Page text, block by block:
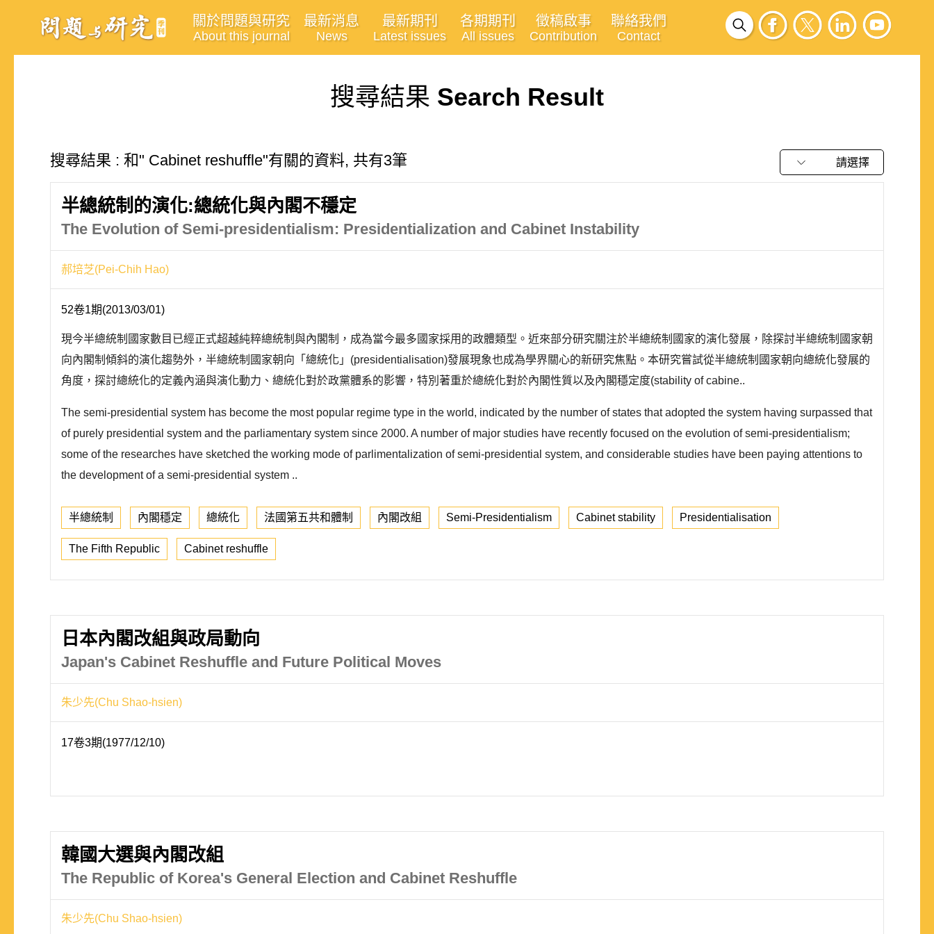
關於問題與研究
About this journal
最新消息
News
最新期刊
Latest issues
各期期刊
All issues
徵稿啟事
Contribution
聯絡我們
Contact
搜尋結果 Search Result
搜尋結果 : 和" Cabinet reshuffle"有關的資料, 共有3筆 請選擇
半總統制的演化:總統化與內閣不穩定
The Evolution of Semi-presidentialism: Presidentialization and Cabinet Instability
郝培芝(Pei-Chih Hao)
52卷1期(2013/03/01)
現今半總統制國家數目已經正式超越純粹總統制與內閣制，成為當今最多國家採用的政體類型。近來部分研究關注於半總統制國家的演化發展，除探討半總統制國家朝
向內閣制傾斜的演化趨勢外，半總統制國家朝向「總統化」(presidentialisation)發展現象也成為學界關心的新研究焦點。本研究嘗試從半總統制國家朝向總統化發展的
角度，探討總統化的定義內涵與演化動力、總統化對於政黨體系的影響，特別著重於總統化對於內閣性質以及內閣穩定度(stability of cabine..
The semi-presidential system has become the most popular regime type in the world, indicated by the number of states that adopted the system having surpassed that
of purely presidential system and the parliamentary system since 2000. A number of major studies have recently focused on the evolution of semi-presidentialism;
some of the researches have sketched the working mode of parlimentalization of semi-presidential system, and considerable studies have been paying attentions to
the development of a semi-presidential system ..
半總統制 內閣穩定 總統化 法國第五共和體制 內閣改組 Semi-Presidentialism Cabinet stability Presidentialisation
The Fifth Republic Cabinet reshuffle
日本內閣改組與政局動向
Japan's Cabinet Reshuffle and Future Political Moves
朱少先(Chu Shao-hsien)
17卷3期(1977/12/10)
韓國大選與內閣改組
The Republic of Korea's General Election and Cabinet Reshuffle
朱少先(Chu Shao-hsien)